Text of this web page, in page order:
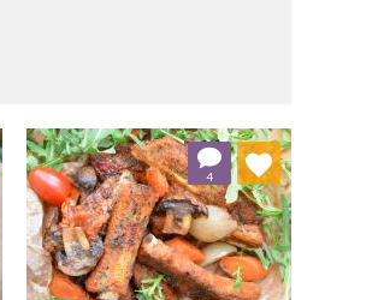
4
Dodaj do ulubionych
Wybierz listę: